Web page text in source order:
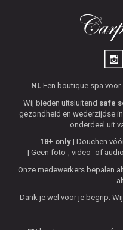
NL Een boutique spa
Wij bieden uitsluitend safe
gezondheid en wederzijdse
onderdeel uit
18+ only Douchen
Geen foto-, video- of
Onze medewerkers bepalen
Dank je wel voor je begrip.